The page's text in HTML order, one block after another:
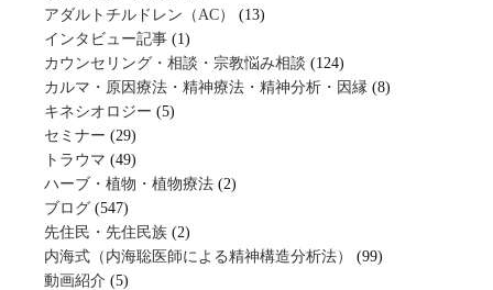
アダルトチルドレン（AC）
(13)
インタビュー記事 (1)
カウンセリング・相談・宗教悩み相談 (124)
カルマ・原因療法・精神療法・精神分析・因縁 (8)
キネシオロジー (5)
セミナー (29)
トラウマ (49)
ハーブ・植物・植物療法 (2)
ブログ (547)
先住民・先住民族 (2)
内海式（内海聡医師による精神構造分析法）
(99)
動画紹介 (5)